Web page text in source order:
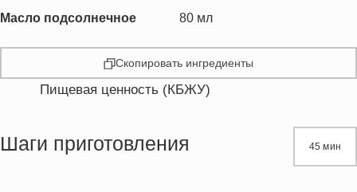
Масло подсолнечное
80 мл
Скопировать ингредиенты
Пищевая ценность (КБЖУ)
Жиры
Шаги приготовления 45 мин